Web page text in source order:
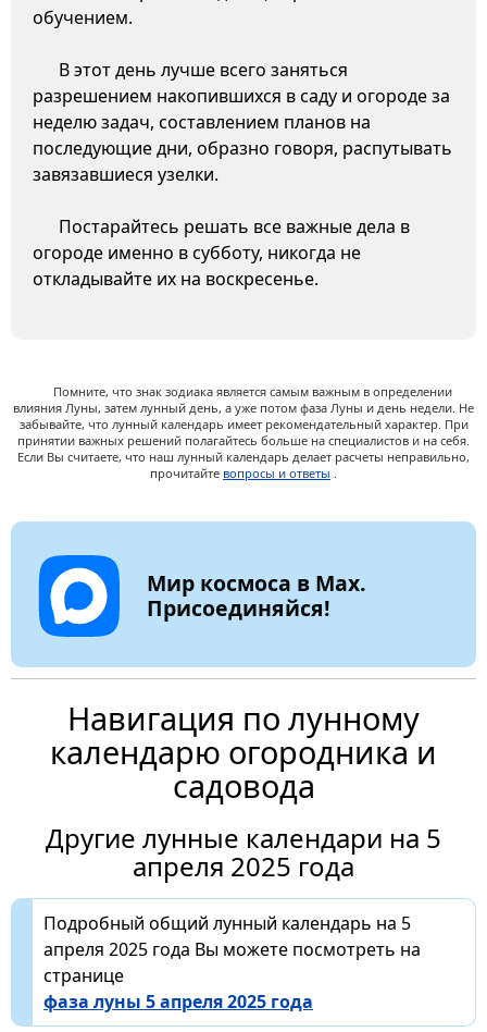
обучением.
В этот день лучше всего заняться
разрешением накопившихся в саду и огороде за
неделю задач, составлением планов на
последующие дни, образно говоря, распутывать
завязавшиеся узелки.
Постарайтесь решать все важные дела в
огороде именно в субботу, никогда не
откладывайте их на воскресенье.
Помните, что знак зодиака является самым важным в определении
влияния Луны, затем лунный день, а уже потом фаза Луны и день недели. Не
забывайте, что лунный календарь имеет рекомендательный характер. При
принятии важных решений полагайтесь больше на специалистов и на себя.
Если Вы считаете, что наш лунный календарь делает расчеты неправильно,
прочитайте вопросы и ответы .
Мир космоса в Max.
Присоединяйся!
Навигация по лунному
календарю огородника и
садовода
Другие лунные календари на 5
апреля 2025 года
Подробный общий лунный календарь на 5
апреля 2025 года Вы можете посмотреть на
странице
фаза луны 5 апреля 2025 года